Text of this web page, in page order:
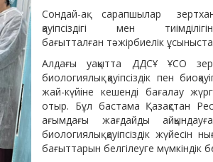
Сондай-ақ сарапшылар
қауіпсіздігі мен
бағытталған тәжірбиелік
Алдағы уақытта ДДСҰ ҰСО
биологиялық қауіпсіздік пен
жай-күйіне кешенді бағалау
отыр. Бұл бастама Қазақстан
ағымдағы жағдайды
биологиялық қауіпсіздік жүйесін
бағыттарын белгілеуге мүмкіндік